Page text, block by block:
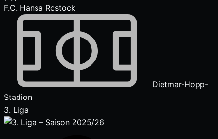
F.C. Hansa Rostock
Dietmar-Hopp-
Stadion
3. Liga